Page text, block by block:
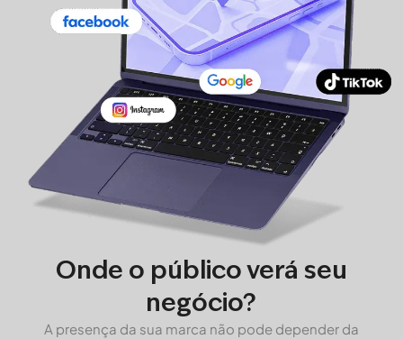
Onde o público verá seu
negócio?
A presença da sua marca não pode depender da